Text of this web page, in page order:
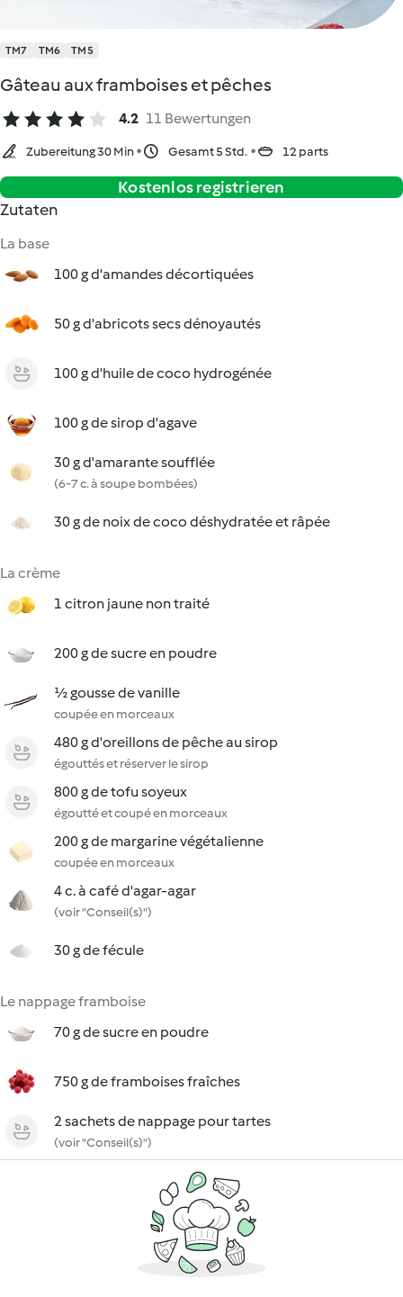
TM7 TM6 TM5
Gâteau aux framboises et pêches
4.2 11 Bewertungen
Zubereitung 30 Min Gesamt 5 Std. 12 parts
Kostenlos registrieren
Zutaten
La base
100 g d'amandes décortiquées
50 g d'abricots secs dénoyautés
100 g d'huile de coco hydrogénée
100 g de sirop d'agave
30 g d'amarante soufflée
(6-7 c. à soupe bombées)
30 g de noix de coco déshydratée et râpée
La crème
1 citron jaune non traité
200 g de sucre en poudre
½ gousse de vanille
coupée en morceaux
480 g d'oreillons de pêche au sirop
égouttés et réserver le sirop
800 g de tofu soyeux
égoutté et coupé en morceaux
200 g de margarine végétalienne
coupée en morceaux
4 c. à café d'agar-agar
(voir "Conseil(s)")
30 g de fécule
Le nappage framboise
70 g de sucre en poudre
750 g de framboises fraîches
2 sachets de nappage pour tartes
(voir "Conseil(s)")